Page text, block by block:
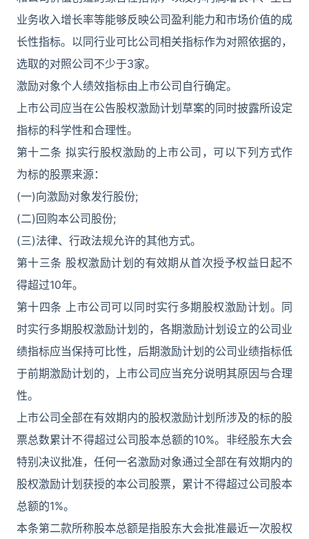
业务收入增长率等能够反映公司盈利能力和市场价值的成
长性指标。以同行业可比公司相关指标作为对照依据的，
选取的对照公司不少于3家。
激励对象个人绩效指标由上市公司自行确定。
上市公司应当在公告股权激励计划草案的同时披露所设定
指标的科学性和合理性。
第十二条 拟实行股权激励的上市公司，可以下列方式作
为标的股票来源：
(一)向激励对象发行股份;
(二)回购本公司股份;
(三)法律、行政法规允许的其他方式。
第十三条 股权激励计划的有效期从首次授予权益日起不
得超过10年。
第十四条 上市公司可以同时实行多期股权激励计划。同
时实行多期股权激励计划的，各期激励计划设立的公司业
绩指标应当保持可比性，后期激励计划的公司业绩指标低
于前期激励计划的，上市公司应当充分说明其原因与合理
性。
上市公司全部在有效期内的股权激励计划所涉及的标的股
票总数累计不得超过公司股本总额的10%。非经股东大会
特别决议批准，任何一名激励对象通过全部在有效期内的
股权激励计划获授的本公司股票，累计不得超过公司股本
总额的1%。
本条第二款所称股本总额是指股东大会批准最近一次股权